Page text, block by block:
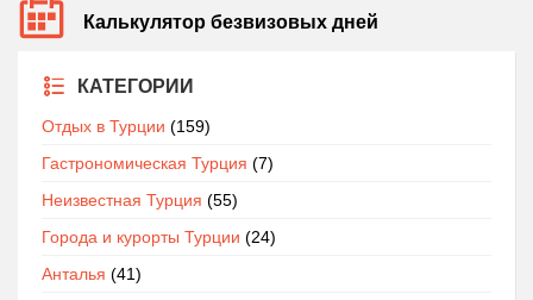
Калькулятор безвизовых дней
КАТЕГОРИИ
Отдых в Турции (159)
Гастрономическая Турция (7)
Неизвестная Турция (55)
Города и курорты Турции (24)
Анталья (41)